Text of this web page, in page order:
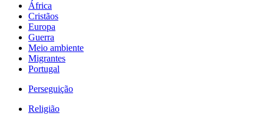
África
Cristãos
Europa
Guerra
Meio ambiente
Migrantes
Portugal
Perseguição
Religião